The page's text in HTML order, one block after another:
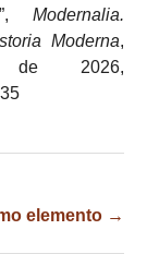
Modernalia.
Moderna,
2026,
elemento →